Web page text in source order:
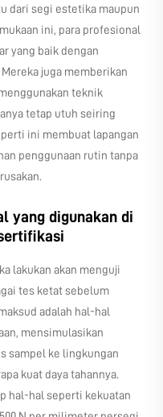
dari segi estetika maupun
ini, para profesional
yang baik dengan
juga memberikan
teknik
tetap utuh seiring
ini membuat lapangan
penggunaan rutin tanpa
yang digunakan di
lakukan akan menguji
tes ketat sebelum
adalah hal-hal
mensimulasikan
sampel ke lingkungan
kuat daya tahannya.
hal-hal seperti kekuatan